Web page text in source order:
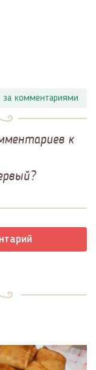
за комментариями
к